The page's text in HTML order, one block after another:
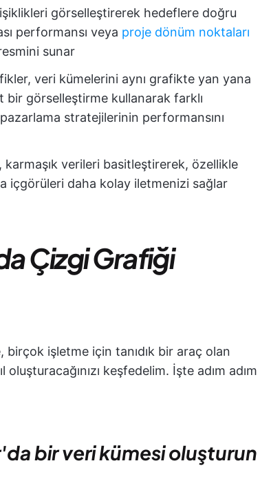
görselleştirerek hedeflere doğru
performansı veya proje dönüm noktaları
sunar
veri kümelerini aynı grafikte yan yana
bir görselleştirme kullanarak farklı
stratejilerinin performansını
karmaşık verileri basitleştirerek, özellikle
içgörüleri daha kolay iletmenizi sağlar
Çizgi Grafiği
birçok işletme için tanıdık bir araç olan
keşfedelim. İşte adım adım
bir veri kümesi oluşturun